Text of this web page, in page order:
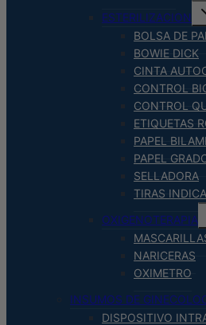
ESTERILIZACION
BOLSA DE
BOWIE DICK
CINTA
CONTROL
CONTROL
ETIQUETAS
PAPEL
PAPEL
SELLADORA
TIRAS
OXIGENOTERAPIA
NARICERAS
OXIMETRO
INSUMOS DE
DISPOSITIVO